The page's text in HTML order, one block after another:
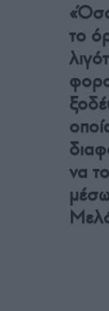
το
να